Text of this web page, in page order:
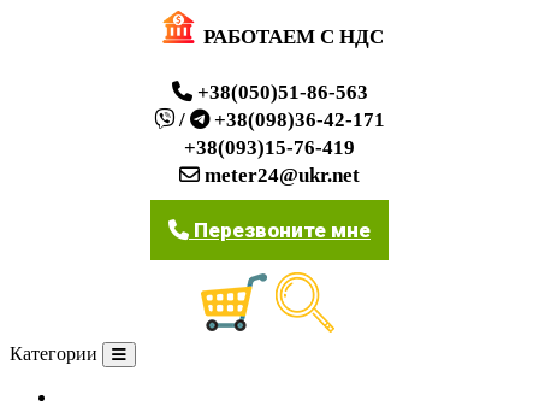
РАБОТАЕМ С НДС
+38(050)51-86-563
/
+38(098)36-42-171
+38(093)15-76-419
meter24@ukr.net
Перезвоните мне
Категории